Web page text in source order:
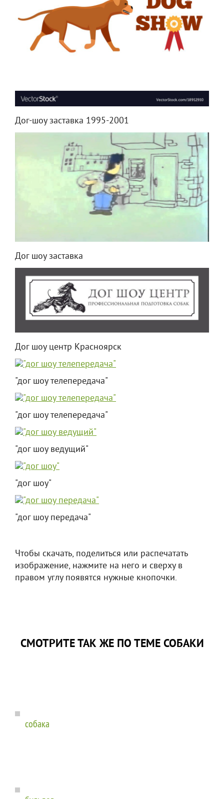
Дог-шоу заставка 1995-2001
Дог шоу заставка
Дог шоу центр Красноярск
"дог шоу телепередача"
"дог шоу телепередача"
"дог шоу ведущий"
"дог шоу"
"дог шоу передача"
Чтобы скачать, поделиться или распечатать
изображение, нажмите на него и сверху в
правом углу появятся нужные кнопочки.
СМОТРИТЕ ТАК ЖЕ ПО ТЕМЕ СОБАКИ
собака